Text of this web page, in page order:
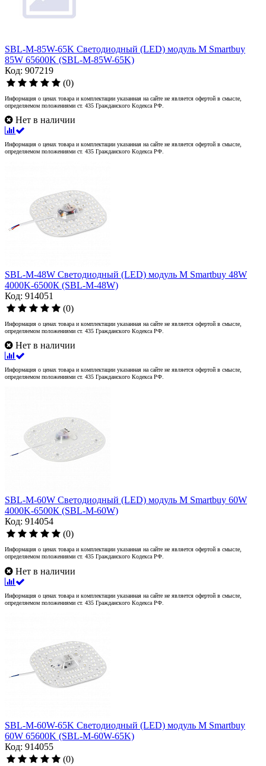
SBL-M-85W-65K Светодиодный (LED) модуль M Smartbuy
85W 65600K (SBL-M-85W-65K)
Код: 907219
(0)
Информация о ценах товара и комплектации указанная на сайте не является офертой в смысле,
определяемом положениями ст. 435 Гражданского Кодекса РФ.
Нет в наличии
Информация о ценах товара и комплектации указанная на сайте не является офертой в смысле,
определяемом положениями ст. 435 Гражданского Кодекса РФ.
SBL-M-48W Светодиодный (LED) модуль M Smartbuy 48W
4000K-6500К (SBL-M-48W)
Код: 914051
(0)
Информация о ценах товара и комплектации указанная на сайте не является офертой в смысле,
определяемом положениями ст. 435 Гражданского Кодекса РФ.
Нет в наличии
Информация о ценах товара и комплектации указанная на сайте не является офертой в смысле,
определяемом положениями ст. 435 Гражданского Кодекса РФ.
SBL-M-60W Светодиодный (LED) модуль M Smartbuy 60W
4000K-6500К (SBL-M-60W)
Код: 914054
(0)
Информация о ценах товара и комплектации указанная на сайте не является офертой в смысле,
определяемом положениями ст. 435 Гражданского Кодекса РФ.
Нет в наличии
Информация о ценах товара и комплектации указанная на сайте не является офертой в смысле,
определяемом положениями ст. 435 Гражданского Кодекса РФ.
SBL-M-60W-65K Светодиодный (LED) модуль M Smartbuy
60W 65600K (SBL-M-60W-65K)
Код: 914055
(0)